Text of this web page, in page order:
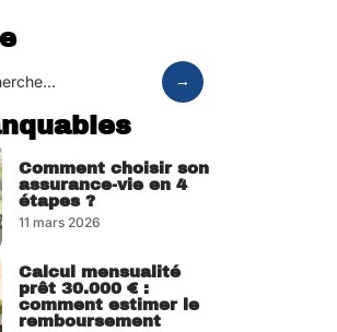
Comment choisir son
assurance-vie en 4
étapes ?
11 mars 2026
Calcul mensualité
prêt 30.000 € :
comment estimer le
remboursement